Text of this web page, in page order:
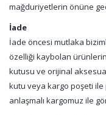
mağduriyetlerin önüne
İade
İade öncesi mutlaka
özelliği kaybolan
kutusu ve orijinal
kutu veya kargo poşeti
anlaşmalı kargomuz ile